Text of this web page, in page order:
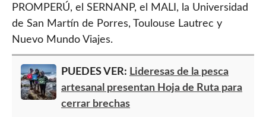
PROMPERÚ, el SERNANP, el MALI, la Universidad
de San Martín de Porres, Toulouse Lautrec y
Nuevo Mundo Viajes.
PUEDES VER: Lideresas de la pesca
artesanal presentan Hoja de Ruta para
cerrar brechas